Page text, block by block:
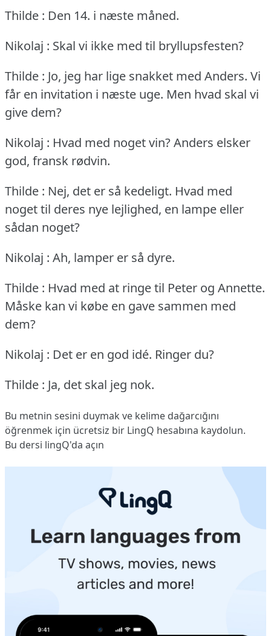
Thilde : Den 14. i næste måned.
Nikolaj : Skal vi ikke med til bryllupsfesten?
Thilde : Jo, jeg har lige snakket med Anders. Vi
får en invitation i næste uge. Men hvad skal vi
give dem?
Nikolaj : Hvad med noget vin?Anders elsker
god, fransk rødvin.
Thilde : Nej, det er så kedeligt. Hvad med
noget til deres nye lejlighed, en lampe eller
sådan noget?
Nikolaj : Ah, lamper er så dyre.
Thilde : Hvad med at ringe til Peter og Annette.
Måske kan vi købe en gave sammen med
dem?
Nikolaj : Det er en god idé. Ringer du?
Thilde : Ja, det skal jeg nok.
Bu metnin sesini duymak ve kelime dağarcığını
öğrenmek için ücretsiz bir LingQ hesabına kaydolun.
Bu dersi lingQ'da açın